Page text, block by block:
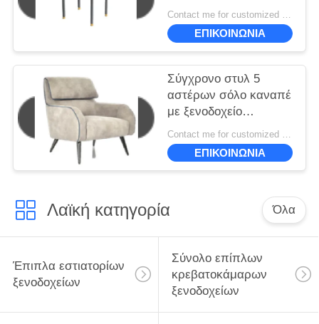
δειπνήσει λεκέδων
έδρες 50*40*45cm
Contact me for customized MOQ:10
ΕΠΙΚΟΙΝΩΝΙΑ
Σύγχρονο στυλ 5
αστέρων σόλο καναπέ
με ξενοδοχείο
830*870*980
ΕΠΙΚΟΙΝΩΝΙΑ
Λαϊκή κατηγορία Όλα
Έπιπλα εστιατορίων
ξενοδοχείων
Σύνολο επίπλων
κρεβατοκάμαρων
ξενοδοχείων